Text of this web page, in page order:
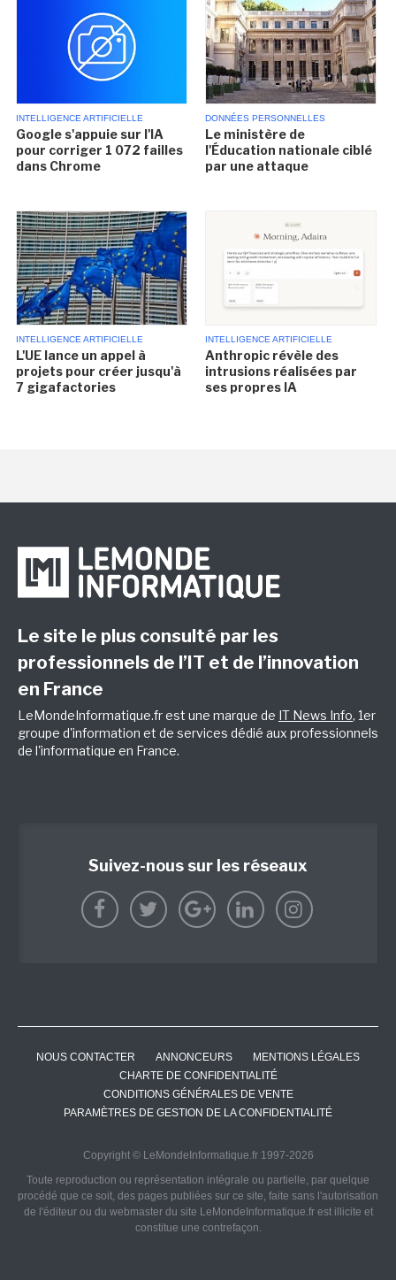
INTELLIGENCE ARTIFICIELLE
Google s'appuie sur l'IA
pour corriger 1 072 failles
dans Chrome
DONNÉES PERSONNELLES
Le ministère de
l'Éducation nationale ciblé
par une attaque
INTELLIGENCE ARTIFICIELLE
L'UE lance un appel à
projets pour créer jusqu'à
7 gigafactories
INTELLIGENCE ARTIFICIELLE
Anthropic révèle des
intrusions réalisées par
ses propres IA
Le site le plus consulté par les
professionnels de l’IT et de l’innovation
en France
LeMondeInformatique.fr est une marque de IT News Info, 1er
groupe d'information et de services dédié aux professionnels
de l'informatique en France.
Suivez-nous sur les réseaux
NOUS CONTACTER ANNONCEURS
MENTIONS LÉGALES
CHARTE DE CONFIDENTIALITÉ
CONDITIONS GÉNÉRALES DE VENTE
PARAMÈTRES DE GESTION DE LA CONFIDENTIALITÉ
Copyright © LeMondeInformatique.fr 1997-2026
Toute reproduction ou représentation intégrale ou partielle, par quelque
procédé que ce soit, des pages publiées sur ce site, faite sans l'autorisation
de l'éditeur ou du webmaster du site LeMondeInformatique.fr est illicite et
constitue une contrefaçon.